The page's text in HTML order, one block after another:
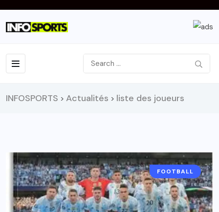
INFOSPORTS > Actualités > liste des joueurs
FOOTBALL